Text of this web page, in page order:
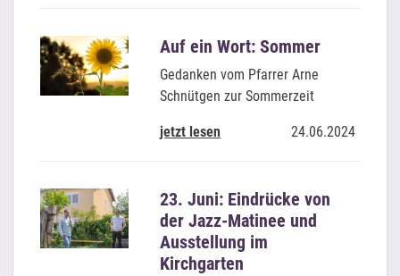
Auf ein Wort: Sommer
Gedanken vom Pfarrer Arne
Schnütgen zur Sommerzeit
jetzt lesen 24.06.2024
23. Juni: Eindrücke von
der Jazz-Matinee und
Ausstellung im
Kirchgarten